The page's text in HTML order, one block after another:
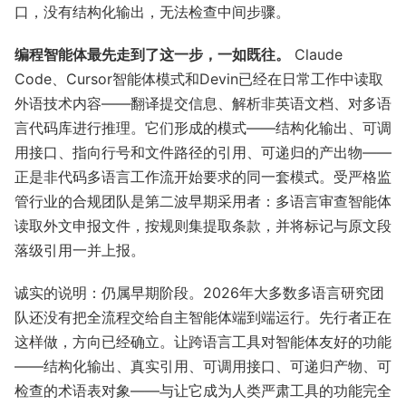
口，没有结构化输出，无法检查中间步骤。
编程智能体最先走到了这一步，一如既往。
Claude
Code、Cursor智能体模式和Devin已经在日常工作中读取
外语技术内容——翻译提交信息、解析非英语文档、对多语
言代码库进行推理。它们形成的模式——结构化输出、可调
用接口、指向行号和文件路径的引用、可递归的产出物——
正是非代码多语言工作流开始要求的同一套模式。受严格监
管行业的合规团队是第二波早期采用者：多语言审查智能体
读取外文申报文件，按规则集提取条款，并将标记与原文段
落级引用一并上报。
诚实的说明：仍属早期阶段。2026年大多数多语言研究团
队还没有把全流程交给自主智能体端到端运行。先行者正在
这样做，方向已经确立。让跨语言工具对智能体友好的功能
——结构化输出、真实引用、可调用接口、可递归产物、可
检查的术语表对象——与让它成为人类严肃工具的功能完全